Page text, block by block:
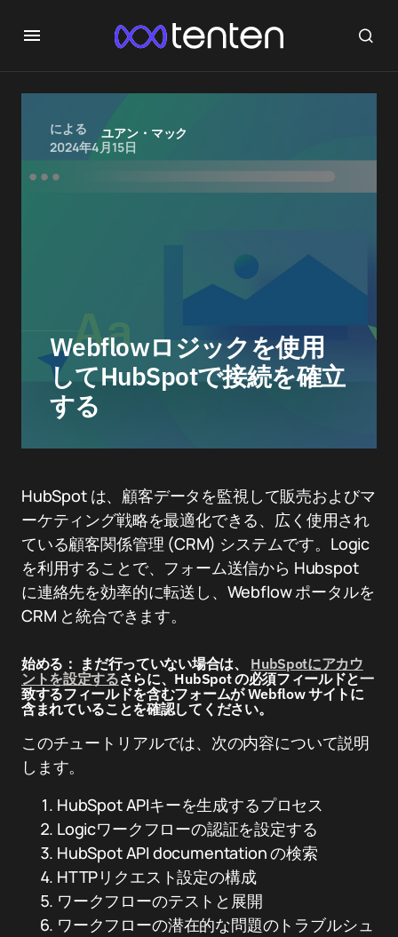
による
ユアン・マック
2024年4月15日
Webflowロジックを使用
してHubSpotで接続を確立
する
HubSpot は、顧客データを監視して販売およびマ
ーケティング戦略を最適化できる、広く使用され
ている顧客関係管理 (CRM) システムです。Logic
を利用することで、フォーム送信から Hubspot
に連絡先を効率的に転送し、Webflow ポータルを
CRM と統合できます。
始める： まだ行っていない場合は、 HubSpotにアカウ
ントを設定するさらに、HubSpot の必須フィールドと一
致するフィールドを含むフォームが Webflow サイトに
含まれていることを確認してください。
このチュートリアルでは、次の内容について説明
します。
HubSpot APIキーを生成するプロセス
Logicワークフローの認証を設定する
HubSpot API documentation の検索
HTTPリクエスト設定の構成
ワークフローのテストと展開
ワークフローの潜在的な問題のトラブルシュ